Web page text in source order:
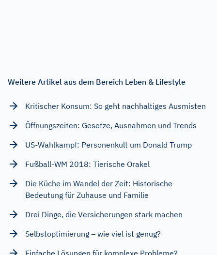
Weitere Artikel aus dem Bereich Leben & Lifestyle
Kritischer Konsum: So geht nachhaltiges Ausmisten
Öffnungszeiten: Gesetze, Ausnahmen und Trends
US-Wahlkampf: Personenkult um Donald Trump
Fußball-WM 2018: Tierische Orakel
Die Küche im Wandel der Zeit: Historische
Bedeutung für Zuhause und Familie
Drei Dinge, die Versicherungen stark machen
Selbstoptimierung – wie viel ist genug?
Einfache Lösungen für komplexe Probleme?